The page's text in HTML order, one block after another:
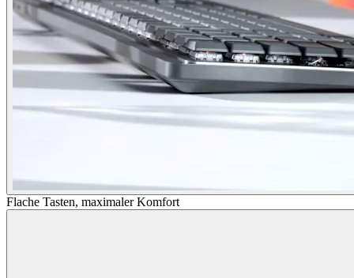
Flache Tasten, maximaler Komfort